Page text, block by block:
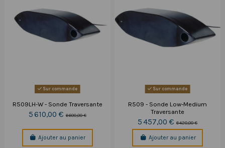
Sur commande
R509LH-W - Sonde Traversante
5 610,00 € 6 600,00 €
Ajouter au panier
Sur commande
R509 - Sonde Low-Medium
Traversante
5 457,00 €6 420,00 €
Ajouter au panier